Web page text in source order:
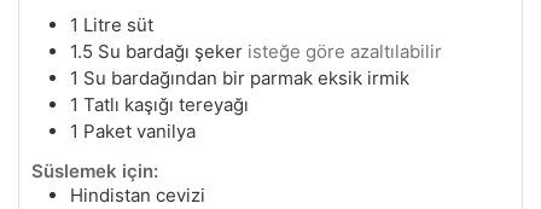
1 Litre süt
1.5 Su bardağı şeker isteğe göre azaltılabilir
1 Su bardağından bir parmak eksik irmik
1 Tatlı kaşığı tereyağı
1 Paket vanilya
Süslemek için:
Hindistan cevizi